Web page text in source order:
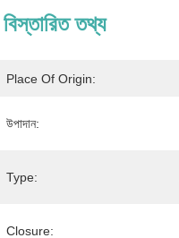
বিস্তারিত তথ্য
Place Of Origin:
উপাদান:
Type:
Closure: